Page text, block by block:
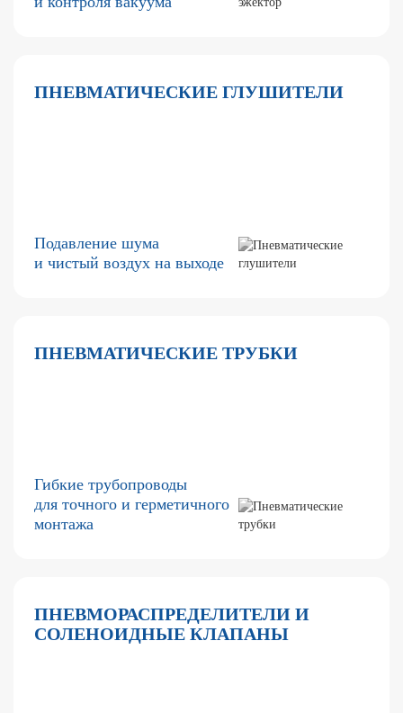
ПНЕВМАТИЧЕСКИЕ ГЛУШИТЕЛИ
Подавление шума
и чистый воздух на выходе
ПНЕВМАТИЧЕСКИЕ ТРУБКИ
Гибкие трубопроводы
для точного и герметичного
монтажа
ПНЕВМОРАСПРЕДЕЛИТЕЛИ И
СОЛЕНОИДНЫЕ КЛАПАНЫ